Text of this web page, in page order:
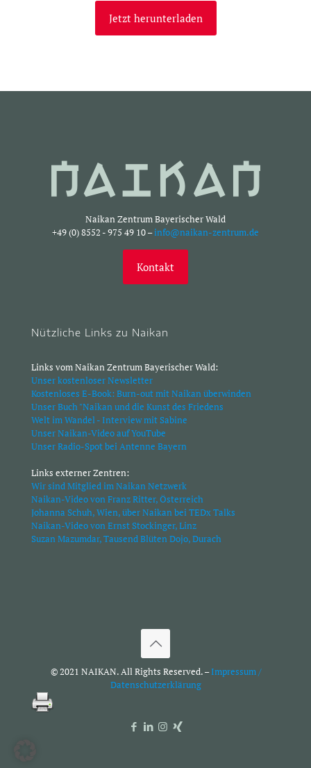
Jetzt herunterladen
Naikan Zentrum Bayerischer Wald
+49 (0) 8552 - 975 49 10 –info@naikan-zentrum.de
Kontakt
Nützliche Links zu Naikan
Links vom Naikan Zentrum Bayerischer Wald:
Unser kostenloser Newsletter
Kostenloses E-Book: Burn-out mit Naikan überwinden
Unser Buch "Naikan und die Kunst des Friedens
Welt im Wandel - Interview mit Sabine
Unser Naikan-Video auf YouTube
Unser Radio-Spot bei Antenne Bayern
Links externer Zentren:
Wir sind Mitglied im Naikan Netzwerk
Naikan-Video von Franz Ritter, Österreich
Johanna Schuh, Wien, über Naikan bei TEDx Talks
Naikan-Video von Ernst Stockinger, Linz
Suzan Mazumdar, Tausend Blüten Dojo, Durach
© 2021 NAIKAN. All Rights Reserved. –Impressum /
Datenschutzerklärung